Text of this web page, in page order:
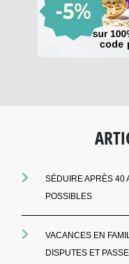
SÉDUIRE APRÈS 40
POSSIBLES
VACANCES EN
DISPUTES ET